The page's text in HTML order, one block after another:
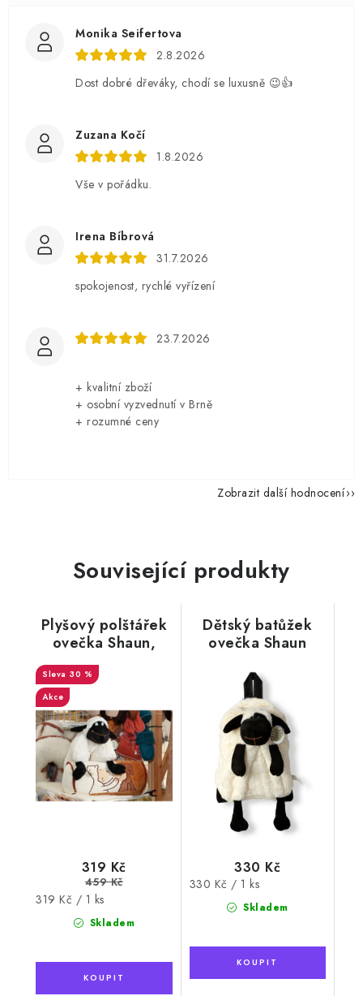
Monika Seifertova
2.8.2026
Dost dobré dřeváky, chodí se luxusně 😉👍
Zuzana Kočí
1.8.2026
Vše v pořádku.
Irena Bíbrová
31.7.2026
spokojenost, rychlé vyřízení
23.7.2026
+ kvalitní zboží
+ osobní vyzvednutí v Brně
+ rozumné ceny
Zobrazit další hodnocení
Související produkty
Plyšový polštářek
ovečka Shaun,
světlá, 49 x 32 cm
30 %
Akce
Skladem
319 Kč
459 Kč
Měrná
319 Kč / 1 ks
Dětský batůžek
ovečka Shaun
Skladem
330 Kč
Měrná
330 Kč / 1 ks